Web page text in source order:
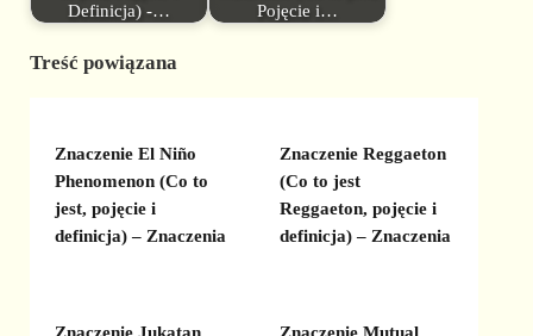
Definicja) -…
Pojęcie i…
Treść powiązana
Znaczenie El Niño
Phenomenon (Co to
jest, pojęcie i
definicja) – Znaczenia
Znaczenie Reggaeton
(Co to jest
Reggaeton, pojęcie i
definicja) – Znaczenia
Znaczenie Jukatan
Znaczenie Mutual